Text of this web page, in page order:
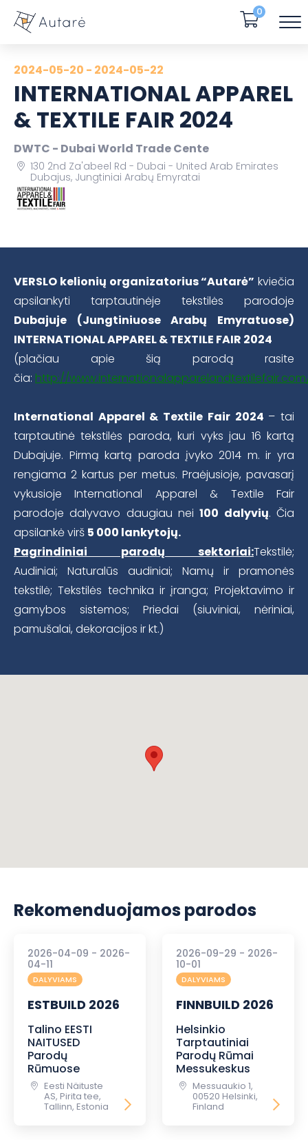
0
2024-05-20 - 2024-05-22
INTERNATIONAL APPAREL
& TEXTILE FAIR 2024
DWTC - Dubai World Trade Cente
130 2nd Za'abeel Rd - Dubai - United Arab Emirates
Dubajus, Jungtiniai Arabų Emyratai
VERSLO kelionių organizatorius “Autarė” kviečia
apsilankyti tarptautinėje tekstilės parodoje
Dubajuje (Jungtiniuose Arabų Emyratuose)
INTERNATIONAL APPAREL & TEXTILE FAIR 2024
(plačiau apie šią parodą rasite
čia: http://
International Apparel & Textile Fair 2024 – tai
tarptautinė tekstilės paroda, kuri vyks jau 16 kartą
Dubajuje. Pirmą kartą paroda įvyko 2014 m. ir yra
rengiama 2 kartus per metus. Praėjusioje, pavasarį
vykusioje International Apparel & Textile Fair
parodoje dalyvavo daugiau nei100 dalyvių. Čia
apsilankė virš 5 000 lankytojų.
Pagrindiniai parodų sektoriai:Tekstilė;
Audiniai; Naturalūs audiniai; Namų ir pramonės
tekstilė; Tekstilės technika ir įranga; Projektavimo ir
gamybos sistemos; Priedai (siuviniai, nėriniai,
pamušalai, dekoracijos ir kt.)
Rekomenduojamos parodos
2026-04-09 - 2026-
04-11
DALYVIAMS
ESTBUILD 2026
Talino EESTI
NAITUSED
Parodų
Rūmuose
Eesti Näituste
AS, Pirita tee,
Tallinn, Estonia
2026-09-29 - 2026-
10-01
DALYVIAMS
FINNBUILD 2026
Helsinkio
Tarptautiniai
Parodų Rūmai
Messukeskus
Messuaukio 1,
00520 Helsinki,
Finland